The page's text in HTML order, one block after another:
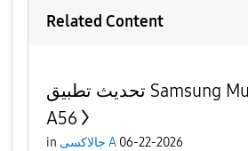
Related Content
تحديث تطبيق Samsung Music لجهاز
A56
in جالاكسى A 06-22-2026